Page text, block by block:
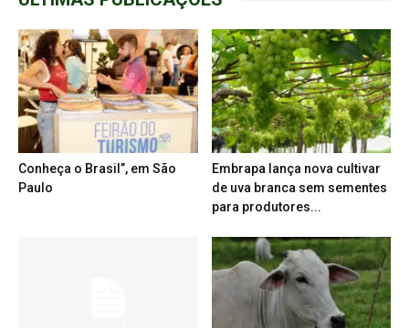
Conheça o Brasil”, em São
Paulo
Embrapa lança nova cultivar
de uva branca sem sementes
para produtores...